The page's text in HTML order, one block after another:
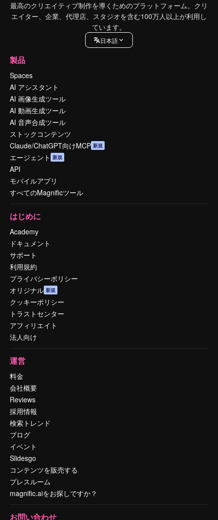
最高のクリエイティブ制作を導くためのプラットフォーム。クリ
エイター、企業、代理店、スタジオを含む100万人以上が利用し
ています。
日本語
製品
Spaces
AI アシスタント
AI 画像生成ツール
AI 動画生成ツール
AI 音声合成ツール
ストックコンテンツ
Claude/ChatGPT向けMCP 新規
エージェント 新規
API
モバイルアプリ
すべてのMagnificツール
はじめに
Academy
ドキュメント
サポート
利用規約
プライバシーポリシー
オリジナル 新規
クッキーポリシー
トラストセンター
アフィリエイト
法人向け
運営
料金
会社概要
Reviews
採用情報
検索トレンド
ブログ
イベント
Slidesgo
コンテンツを販売する
プレスルーム
magnific.aiをお探しですか？
お問い合わせ